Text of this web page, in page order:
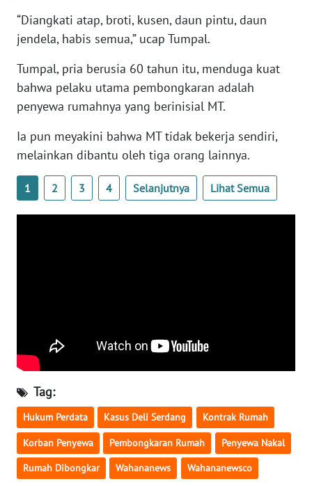
“Diangkati atap, broti, kusen, daun pintu, daun
jendela, habis semua,” ucap Tumpal.
Tumpal, pria berusia 60 tahun itu, menduga kuat
bahwa pelaku utama pembongkaran adalah
penyewa rumahnya yang berinisial MT.
Ia pun meyakini bahwa MT tidak bekerja sendiri,
melainkan dibantu oleh tiga orang lainnya.
1 2 3 4 Selanjutnya Lihat Semua
Tag:
Hukum Perdata Kasus Deli Serdang Kontrak Rumah
Korban Penyewa Pembongkaran Rumah Penyewa Nakal
Rumah Dibongkar Wahananews Wahananewsco
JAKARTA
JABAR
WN
WN
RIAU
WN
SERAMBI
WN